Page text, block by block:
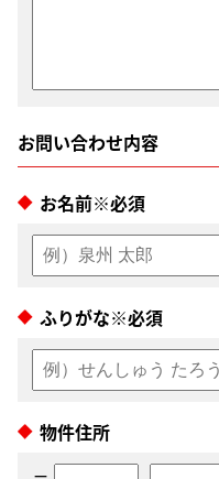
お名前※必須
ふりがな※必須
物件住所